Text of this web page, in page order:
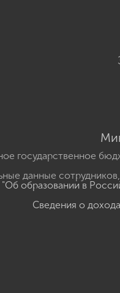
государственное
данные
образовании в
Сведения о